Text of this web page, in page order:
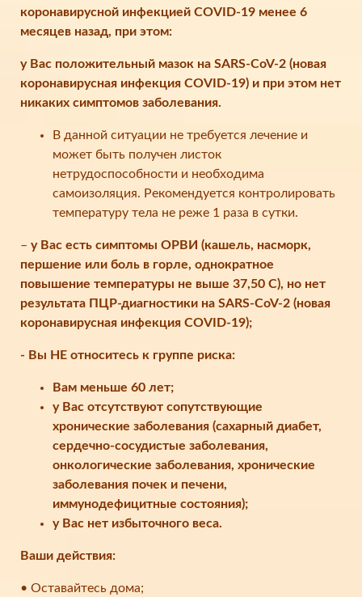
коронавирусной инфекцией COVID-19 менее 6
месяцев назад, при этом:
у Вас положительный мазок на SARS-CoV-2 (новая
коронавирусная инфекция COVID-19) и при этом нет
никаких симптомов заболевания.
В данной ситуации не требуется лечение и
может быть получен листок
нетрудоспособности и необходима
самоизоляция. Рекомендуется контролировать
температуру тела не реже 1 раза в сутки.
– у Вас есть симптомы ОРВИ (кашель, насморк,
першение или боль в горле, однократное
повышение температуры не выше 37,50 С), но нет
результата ПЦР-диагностики на SARS-CoV-2 (новая
коронавирусная инфекция COVID-19);
- Вы НЕ относитесь к группе риска:
Вам меньше 60 лет;
у Вас отсутствуют сопутствующие
хронические заболевания (сахарный диабет,
сердечно-сосудистые заболевания,
онкологические заболевания, хронические
заболевания почек и печени,
иммунодефицитные состояния);
у Вас нет избыточного веса.
Ваши действия:
• Оставайтесь дома;